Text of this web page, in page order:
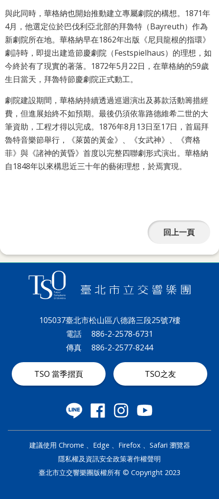
TaipeiPASS
雙
語
詞
彙
聯
絡
我
們
隱
安
與此同時，華格納也開始推動建立專屬劇院的構想。1871年
4月，他選定位於巴伐利亞北部的拜魯特（Bayreuth）作為
新劇院所在地。華格納早在1862年出版《尼貝龍根的指環》
劇詩時，即提出建造節慶劇院（Festspielhaus）的理想，如
今終於有了現實的著落。1872年5月22日，在華格納的59歲
生日當天，拜魯特節慶劇院正式動工。
劇院建設期間，華格納持續透過巡迴演出及募款活動籌措經
費，但進展始終不如預期。最後仍須依靠路德維希二世的大
筆資助，工程才得以完成。1876年8月13日至17日，首屆拜
魯特音樂節舉行，《萊茵的黃金》、《女武神》、《齊格
菲》與《諸神的黃昏》首度以完整四聯劇形式演出。華格納
自1848年以來構思近三十年的藝術理想，於焉實現。
回上一頁
105037臺北市松山區八德路三段25號7樓
電話
886-2-2578-6731
傳真
886-2-2577-8244
TSO 當季摺頁 TSO之友
建議使用 Chrome 、Edge 、Firefox 、Safari 瀏覽器
隱私權及資訊安全政策著作權聲明
臺北市立交響樂團版權所有 © Copyright 2023